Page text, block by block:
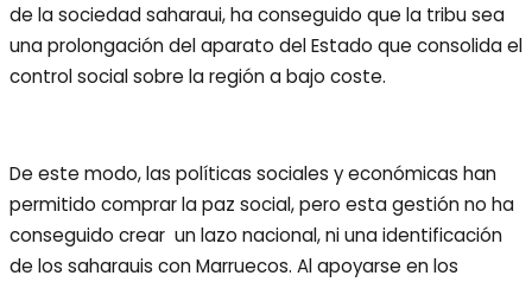
de la sociedad saharaui, ha conseguido que la tribu sea
una prolongación del aparato del Estado que consolida el
control social sobre la región a bajo coste.
De este modo, las políticas sociales y económicas han
permitido comprar la paz social, pero esta gestión no ha
conseguido crear un lazo nacional, ni una identificación
de los saharauis con Marruecos. Al apoyarse en los